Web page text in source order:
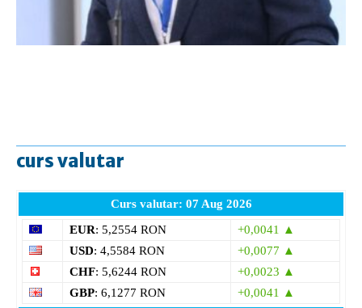
curs valutar
Curs valutar: 07 Aug 2026
EUR: 5,2554 RON
+0,0041 ▲
USD: 4,5584 RON
+0,0077 ▲
CHF: 5,6244 RON
+0,0023 ▲
GBP: 6,1277 RON
+0,0041 ▲